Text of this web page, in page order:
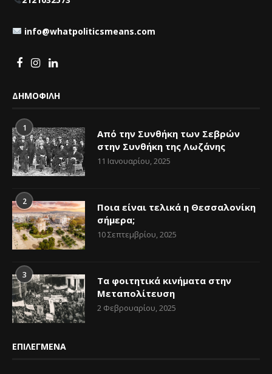
info@whatpoliticsmeans.com
ΔΗΜΟΦΙΛΗ
1
Από την Συνθήκη των Σεβρών
στην Συνθήκη της Λωζάνης
11 Ιανουαρίου, 2025
2
Ποια είναι τελικά η Θεσσαλονίκη
σήμερα;
10 Σεπτεμβρίου, 2025
3
Τα φοιτητικά κινήματα στην
Μεταπολίτευση
2 Φεβρουαρίου, 2025
ΕΠΙΛΕΓΜΕΝΑ